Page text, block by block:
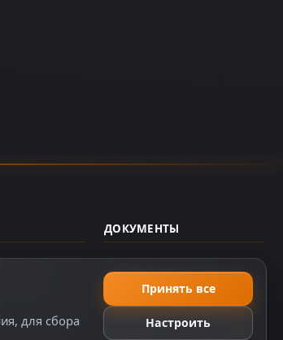
ДОКУМЕНТЫ
Пользовательское
соглашение
Политика персональных
данных
для сбора
Принять все
Настроить